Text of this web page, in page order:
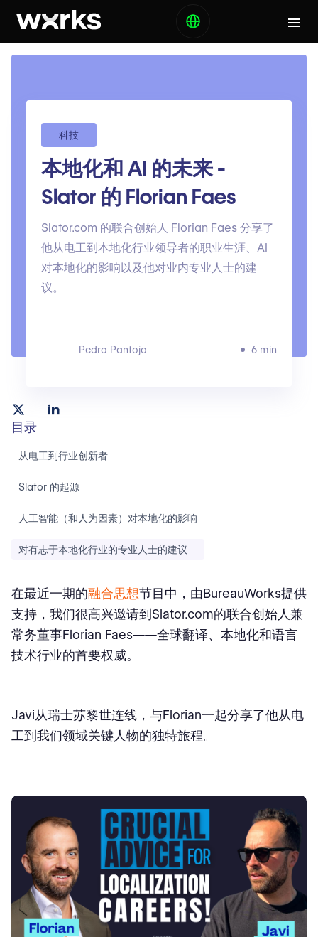
科技
本地化和 AI 的未来 -
Slator 的 Florian Faes
Slator.com 的联合创始人 Florian Faes 分享了
他从电工到本地化行业领导者的职业生涯、AI
对本地化的影响以及他对业内专业人士的建
议。
Pedro Pantoja 6 min
目录
从电工到行业创新者
Slator 的起源
人工智能（和人为因素）对本地化的影响
对有志于本地化行业的专业人士的建议
在最近一期的融合思想节目中，由BureauWorks提供
支持，我们很高兴邀请到Slator.com的联合创始人兼
常务董事Florian Faes——全球翻译、本地化和语言
技术行业的首要权威。
Javi从瑞士苏黎世连线，与Florian一起分享了他从电
工到我们领域关键人物的独特旅程。